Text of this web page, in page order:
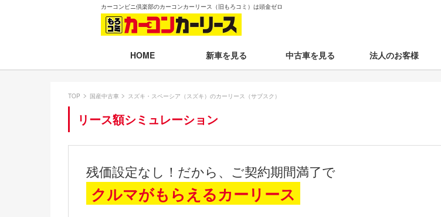
カーコンビニ倶楽部のカーコンカーリース（旧もろコミ）は頭金ゼロ
HOME 新車を見る
月々50,001円以上のクルマを見る
新車一覧から選ぶ
中古車を見る 法人のお客様
TOP 国産中古車 スズキ・スペーシア（スズキ）のカーリース（サブスク）
リース額シミュレーション
残価設定なし！だから、ご契約期間満了で
クルマがもらえるカーリース